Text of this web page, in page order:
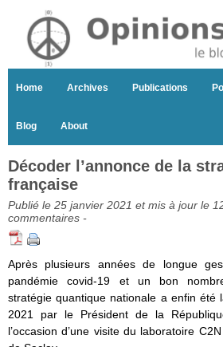
Home Archives Publications
Blog About
Décoder l’annonce de la
française
Publié le 25 janvier 2021 et mis à jour le
commentaires -
Après plusieurs années de longue
pandémie covid-19 et un bon
stratégie quantique nationale a enfin été
2021 par le Président de la
l’occasion d’une visite du laboratoire